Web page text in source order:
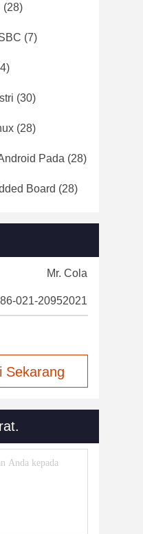
(28)
(7)
(30)
(28)
Pada (28)
Board (28)
Mr. Cola
86-021-20952021
Sekarang